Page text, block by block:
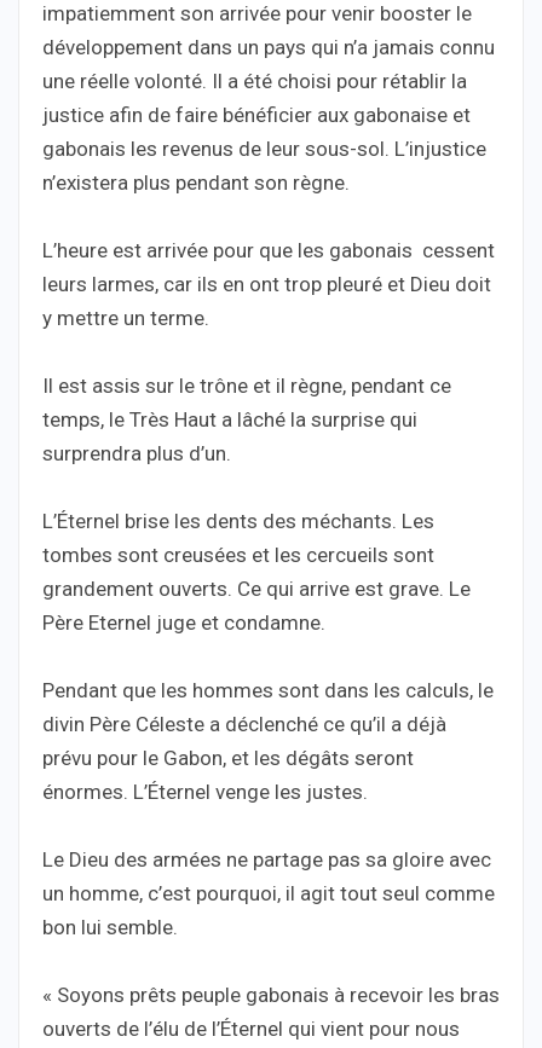
impatiemment son arrivée pour venir booster le
développement dans un pays qui n’a jamais connu
une réelle volonté. Il a été choisi pour rétablir la
justice afin de faire bénéficier aux gabonaise et
gabonais les revenus de leur sous-sol. L’injustice
n’existera plus pendant son règne.
L’heure est arrivée pour que les gabonais cessent
leurs larmes, car ils en ont trop pleuré et Dieu doit
y mettre un terme.
Il est assis sur le trône et il règne, pendant ce
temps, le Très Haut a lâché la surprise qui
surprendra plus d’un.
L’Éternel brise les dents des méchants. Les
tombes sont creusées et les cercueils sont
grandement ouverts. Ce qui arrive est grave. Le
Père Eternel juge et condamne.
Pendant que les hommes sont dans les calculs, le
divin Père Céleste a déclenché ce qu’il a déjà
prévu pour le Gabon, et les dégâts seront
énormes. L’Éternel venge les justes.
Le Dieu des armées ne partage pas sa gloire avec
un homme, c’est pourquoi, il agit tout seul comme
bon lui semble.
« Soyons prêts peuple gabonais à recevoir les bras
ouverts de l’élu de l’Éternel qui vient pour nous